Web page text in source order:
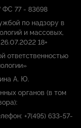
77 - 83698
по надзору в
и массовых,
18+
ответственностью
А. Ю.
органов (в том
+7(495) 633-57-